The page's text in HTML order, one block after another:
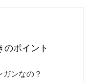
のポイント
ンなの？